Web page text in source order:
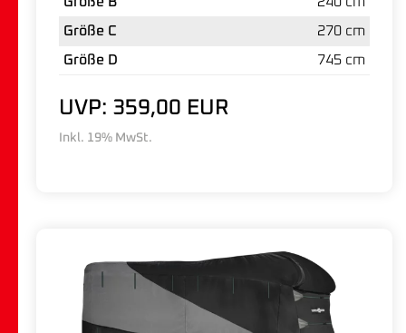
Größe C
270 cm
Größe D
745 cm
UVP: 359,00 EUR
Inkl. 19% MwSt.